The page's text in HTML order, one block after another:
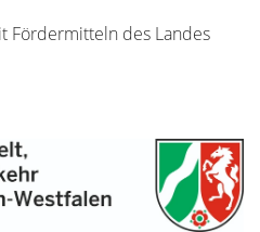
Fördermitteln des Landes